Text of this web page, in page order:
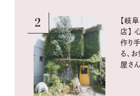
2
【岐
店】
作り
る、
屋さ